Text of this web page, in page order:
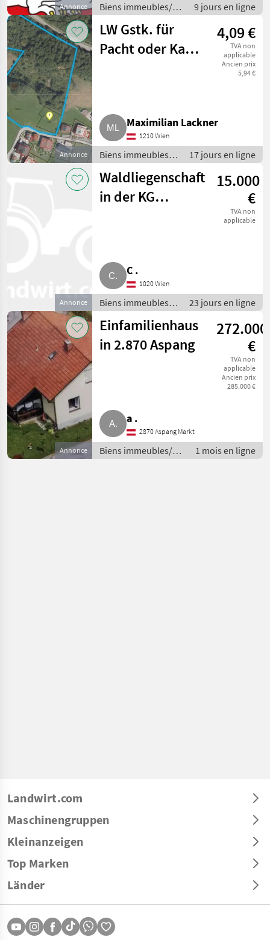
Annonce
Biens immeubles/
propriété / Terres
9 jours en ligne
Annonce
LW Gstk. für
Pacht oder Kauf,
4,09 €
TVA non
applicable
Ancien prix
5,94 €
Maximilian Lackner
1210 Wien
Biens immeubles/
propriété / Terres
17 jours en ligne
Annonce
Waldliegenschaft
in der KG
15.000
€
TVA non
applicable
C .
1020 Wien
Biens immeubles/
propriété / Forêts
23 jours en ligne
Annonce
Einfamilienhaus
in 2.870 Aspang
272.000
€
TVA non
applicable
Ancien prix
285.000 €
a .
2870 Aspang Markt
Biens immeubles/
propriété / Maisons
1 mois en ligne
Landwirt.com
Maschinengruppen
Kleinanzeigen
Top Marken
Länder